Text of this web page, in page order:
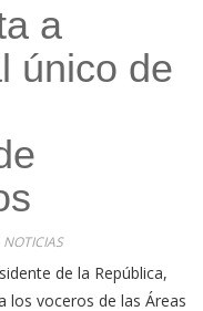
a
único de
NOTICIAS
de la República,
los voceros de las Áreas